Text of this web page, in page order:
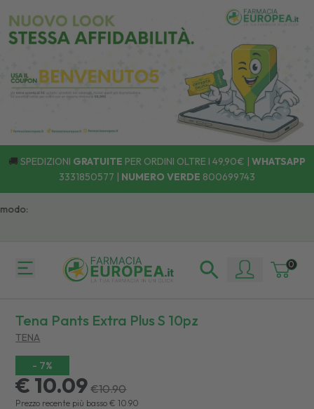
🚚 SPEDIZIONI GRATUITE PER ORDINI OLTRE I 49,90€ | WHATSAPP
3331850577 | NUMERO VERDE 800699743
0
Tena Pants Extra Plus S 10pz
TENA
- 7%
€ 10.09 €10.90
Prezzo recente più basso € 10.90